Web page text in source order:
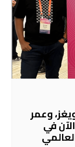
وعمر
في